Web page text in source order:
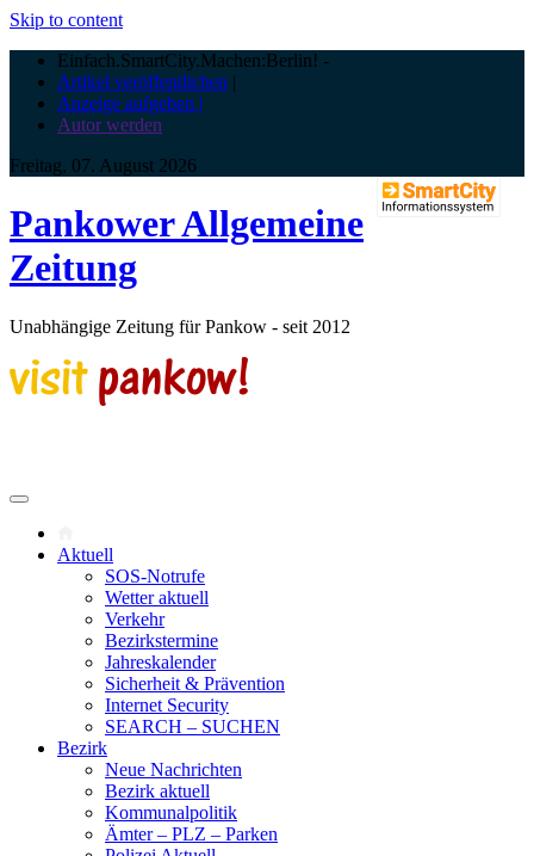
Skip to content
Einfach.SmartCity.Machen:Berlin! -
Artikel veröffentlichen |
Anzeige aufgeben |
Autor werden
Freitag, 07. August 2026
Pankower Allgemeine
Zeitung
Unabhängige Zeitung für Pankow - seit 2012
Aktuell
SOS-Notrufe
Wetter aktuell
Verkehr
Bezirkstermine
Jahreskalender
Sicherheit & Prävention
Internet Security
SEARCH – SUCHEN
Bezirk
Neue Nachrichten
Bezirk aktuell
Kommunalpolitik
Ämter – PLZ – Parken